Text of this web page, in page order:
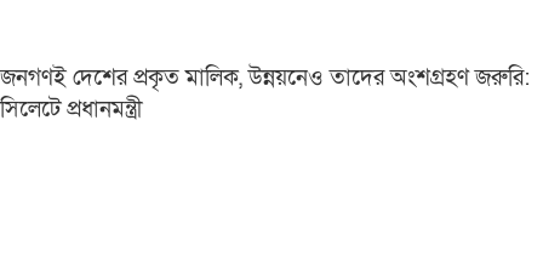
জনগণই দেশের প্রকৃত মালিক, উন্নয়নেও তাদের অংশগ্রহণ জরুরি:
সিলেটে প্রধানমন্ত্রী